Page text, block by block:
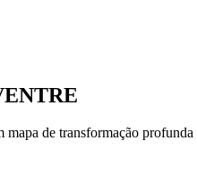
de transformação